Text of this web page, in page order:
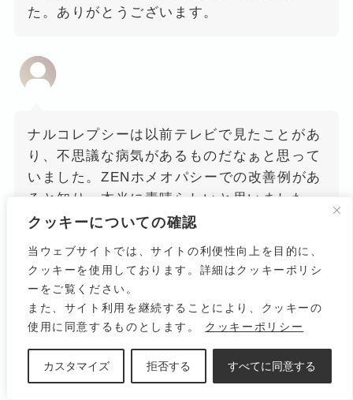
クッキーについての確認
当ウェブサイトでは、サイトの利便性向上を目的に、
クッキーを使用しております。詳細はクッキーポリシ
ーをご覧ください。
また、サイト利用を継続することにより、クッキーの
使用に同意するものとします。
クッキーポリシー
カスタマイズ 拒否する すべてに同意する
た。ありがとうございます。
ナルコレプシーは以前テレビで見たことがあ
り、不思議な病気があるものだなぁと思って
いました。ZENホメオパシーでの改善例があ
ると知り、本当に素晴らしいと思いました。
ライム病とらい病(ハンセン病)の区別ができ
ース③のようなクライアントは由井先生の対
応が勉強になるので、これからも見たいと思